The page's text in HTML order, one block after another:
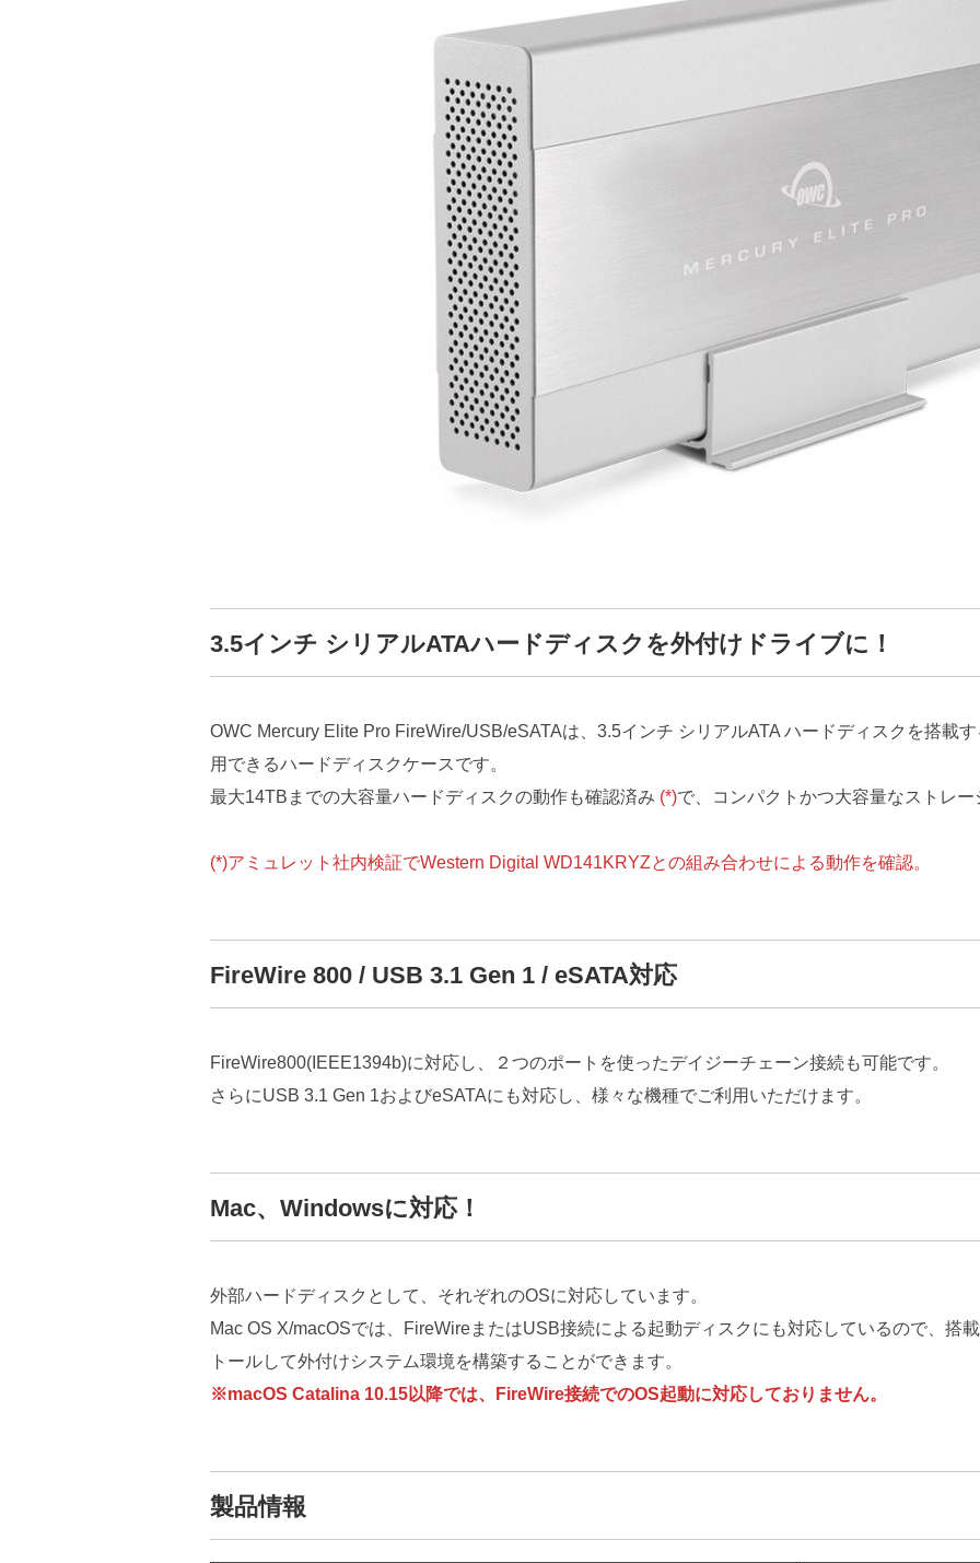
3.5インチ シリアルATAハードディスクを外付けドライブに！
OWC Mercury Elite Pro FireWire/USB/eSATAは、3.5インチ シリアルATA ハードディスクを搭載
用できるハードディスクケースです。
最大14TBまでの大容量ハードディスクの動作も確認済み (*)で、コンパクトかつ大容量なストレー
(*)アミュレット社内検証でWestern Digital WD141KRYZとの組み合わせによる動作を確認。
FireWire 800 / USB 3.1 Gen 1 / eSATA対応
FireWire800(IEEE1394b)に対応し、２つのポートを使ったデイジーチェーン接続も可能です。
さらにUSB 3.1 Gen 1およびeSATAにも対応し、様々な機種でご利用いただけます。
Mac、Windowsに対応！
外部ハードディスクとして、それぞれのOSに対応しています。
Mac OS X/macOSでは、FireWireまたはUSB接続による起動ディスクにも対応しているので、搭
トールして外付けシステム環境を構築することができます。
※macOS Catalina 10.15以降では、FireWire接続でのOS起動に対応しておりません。
製品情報